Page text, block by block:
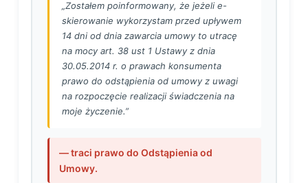
„Zostałem poinformowany, że jeżeli e-
skierowanie wykorzystam przed upływem
14 dni od dnia zawarcia umowy to utracę
na mocy art. 38 ust 1 Ustawy z dnia
30.05.2014 r. o prawach konsumenta
prawo do odstąpienia od umowy z uwagi
na rozpoczęcie realizacji świadczenia na
moje życzenie.”
— traci prawo do Odstąpienia od
Umowy.